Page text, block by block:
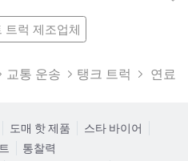
트럭 제조업체
체공장
교통 운송 탱크 트럭
연료
도매 핫 제품
스타 바이어
통찰력